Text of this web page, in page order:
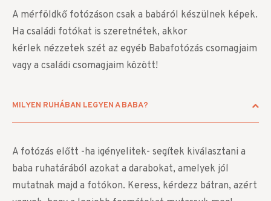
A mérföldkő fotózáson csak a babáról készülnek képek.
Ha családi fotókat is szeretnétek, akkor
kérlek nézzetek szét az egyéb Babafotózás csomagjaim
vagy a családi csomagjaim között!
MILYEN RUHÁBAN LEGYEN A BABA?
A fotózás előtt -ha igényelitek- segítek kiválasztani a
baba ruhatárából azokat a darabokat, amelyek jól
mutatnak majd a fotókon. Keress, kérdezz bátran, azért